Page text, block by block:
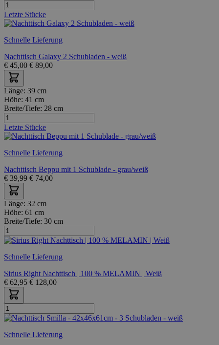
Letzte Stücke
Schnelle Lieferung
Nachttisch Galaxy 2 Schubladen - weiß
€ 45,00 € 89,00
Länge: 39 cm
Höhe: 41 cm
Breite/Tiefe: 28 cm
Letzte Stücke
Schnelle Lieferung
Nachttisch Beppu mit 1 Schublade - grau/weiß
€ 39,99 € 74,00
Länge: 32 cm
Höhe: 61 cm
Breite/Tiefe: 30 cm
Schnelle Lieferung
Sirius Right Nachttisch | 100 % MELAMIN | Weiß
€ 62,95 € 128,00
Schnelle Lieferung